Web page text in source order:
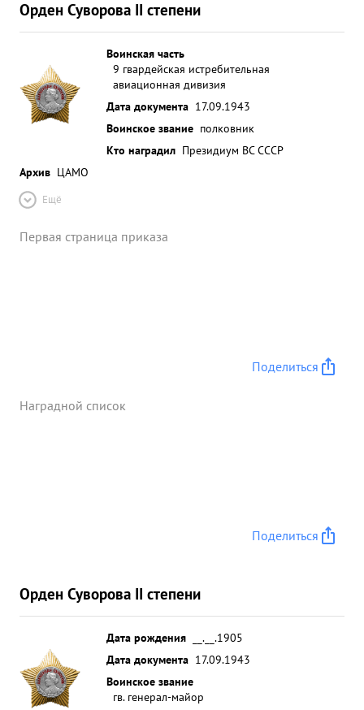
руководство боевой работой полка и личную
воины в борьбе немецкими захватчиками -
достоин награждения - орденом "КРАСНОЕ
ЗНАМЯ". ...»
Орден Суворова II степени
Воинская часть
9 гвардейская истребительная
авиационная дивизия
Дата документа 17.09.1943
Воинское звание полковник
Кто наградил Президиум ВС СССР
Архив ЦАМО
Ещё
Первая страница приказа
Поделиться
Наградной список
Поделиться
Орден Суворова II степени
Дата рождения
__.__.1905
Дата документа 17.09.1943
Воинское звание
гв. генерал-майор